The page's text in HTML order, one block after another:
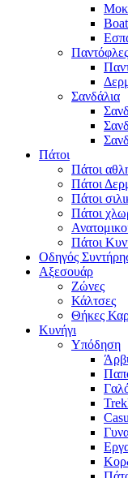
Παντόφλες
Σανδάλια
Πάτοι
Πάτοι
Πάτοι
Πάτοι
Πάτοι
Πάτοι
Οδηγός
Αξεσουάρ
Ζώνες
Κάλτσες
Θήκες
Κυνήγι
Υπόδηση